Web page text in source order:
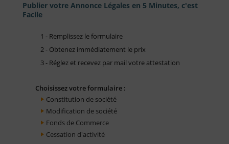
Publier votre Annonce Légales en 5 Minutes, c'est
Facile
1 - Remplissez le formulaire
2 - Obtenez immédiatement le prix
3 - Réglez et recevez par mail votre attestation
Choisissez votre formulaire :
Constitution de société
Modification de société
Fonds de Commerce
Cessation d'activité